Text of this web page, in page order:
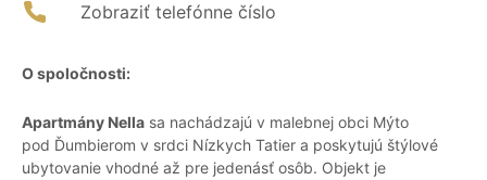
Zobraziť telefónne číslo
O spoločnosti:
Apartmány Nella sa nachádzajú v malebnej obci Mýto
pod Ďumbierom v srdci Nízkych Tatier a poskytujú štýlové
ubytovanie vhodné až pre jedenásť osôb. Objekt je